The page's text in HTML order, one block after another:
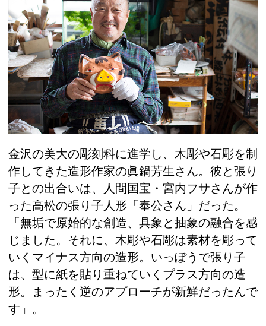
金沢の美大の彫刻科に進学し、木彫や石彫を制
作してきた造形作家の眞鍋芳生さん。彼と張り
子との出合いは、人間国宝・宮内フサさんが作
った高松の張り子人形「奉公さん」だった。
「無垢で原始的な創造、具象と抽象の融合を感
じました。それに、木彫や石彫は素材を彫って
いくマイナス方向の造形。いっぽうで張り子
は、型に紙を貼り重ねていくプラス方向の造
形。まったく逆のアプローチが新鮮だったんで
す」。